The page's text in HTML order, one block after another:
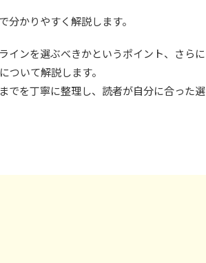
かりやすく解説します。
インを選ぶべきかというポイント、さらに
いて解説します。
でを丁寧に整理し、読者が自分に合った選